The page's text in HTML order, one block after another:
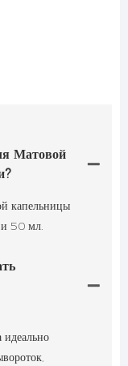
Матовой
капельницы
и 50 мл.
идеально